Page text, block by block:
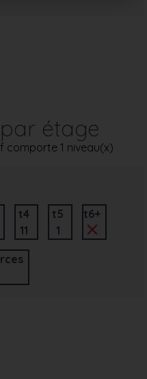
étage
comporte 1 niveau(x)
t4
11
t5
1
t6+